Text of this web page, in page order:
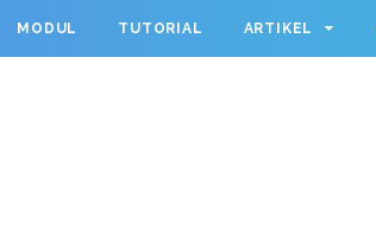
MODUL TUTORIAL ARTIKEL